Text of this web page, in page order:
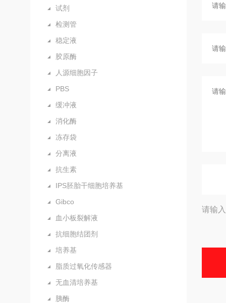
试剂
检测管
稳定液
胶原酶
人源细胞因子
PBS
缓冲液
消化酶
冻存袋
分离液
抗生素
IPS胚胎干细胞培养基
Gibco
血小板裂解液
抗细胞结团剂
培养基
脂质过氧化传感器
无血清培养基
胰酶
请输